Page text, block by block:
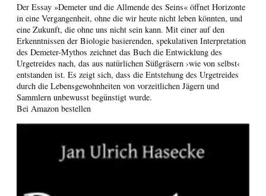
Der Essay »Demeter und die Allmende des Seins« öffnet Horizonte
in eine Vergangenheit, ohne die wir heute nicht leben könnten, und
eine Zukunft, die ohne uns nicht sein kann. Mit einer auf den
Erkenntnissen der Biologie basierenden, spekulativen Interpretation
des Demeter-Mythos zeichnet das Buch die Entwicklung des
Urgetreides nach, das aus natürlichen Süßgräsern ›wie von selbst‹
entstanden ist. Es zeigt sich, dass die Entstehung des Urgetreides
durch die Lebensgewohnheiten von vorzeitlichen Jägern und
Sammlern unbewusst begünstigt wurde.
Bei Amazon bestellen